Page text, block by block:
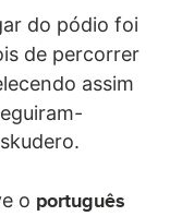
do pódio foi
de percorrer
assim
o português